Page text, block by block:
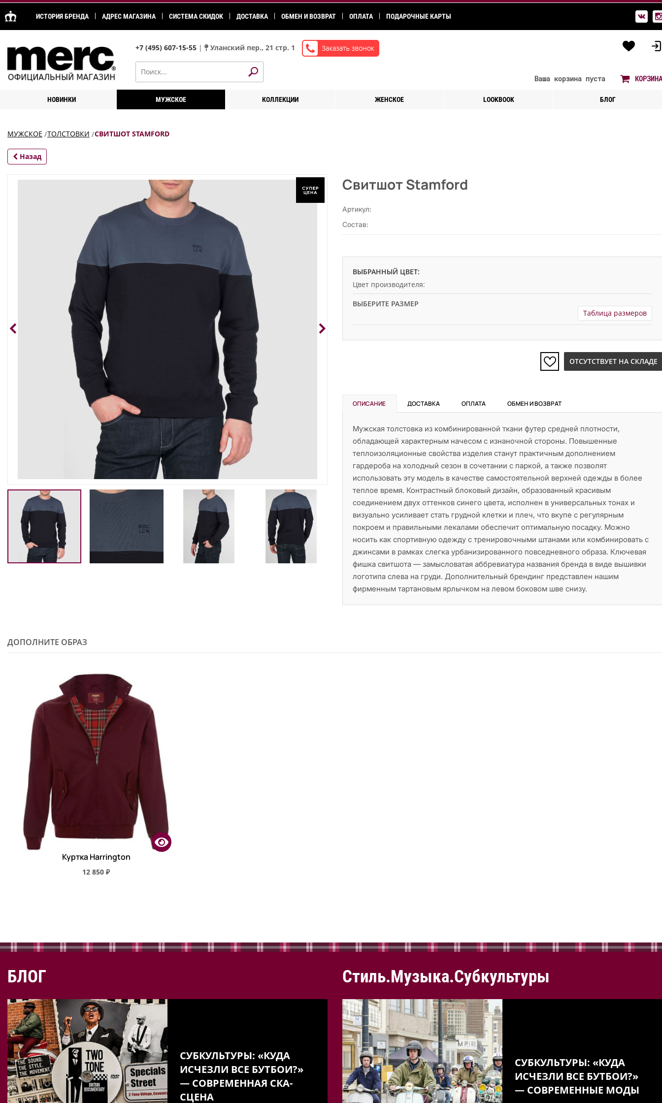
ИСТОРИЯ БРЕНДА АДРЕС МАГАЗИНА СИСТЕМА СКИДОК ДОСТАВКА ОБМЕН И ВОЗВРАТ ОПЛАТА ПОДАРОЧНЫЕ КАРТЫ
+7 (495) 607-15-55 | Уланский пер., 21 стр. 1
Ваша корзина пуста КОРЗИНА
НОВИНКИ МУЖСКОЕ КОЛЛЕКЦИИ ЖЕНСКОЕ LOOKBOOK БЛОГ
МУЖСКОЕ ТОЛСТОВКИ СВИТШОТ STAMFORD
Назад
Свитшот Stamford
Артикул:
Состав:
ВЫБРАННЫЙ ЦВЕТ:
Цвет производителя:
ВЫБЕРИТЕ РАЗМЕР
Таблица размеров
ОТСУТСТВУЕТ НА СКЛАДЕ
ОПИСАНИЕ ДОСТАВКА ОПЛАТА ОБМЕН И ВОЗВРАТ
Мужская толстовка из комбинированной ткани футер средней плотности,
обладающей характерным начесом с изнаночной стороны. Повышенные
теплоизоляционные свойства изделия станут практичным дополнением
гардероба на холодный сезон в сочетании с паркой, а также позволят
использовать эту модель в качестве самостоятельной верхней одежды в более
теплое время. Контрастный блоковый дизайн, образованный красивым
соединением двух оттенков синего цвета, исполнен в универсальных тонах и
визуально усиливает стать грудной клетки и плеч, что вкупе с регулярным
покроем и правильными лекалами обеспечит оптимальную посадку. Можно
носить как спортивную одежду с тренировочными штанами или комбинировать с
джинсами в рамках слегка урбанизированного повседневного образа. Ключевая
фишка свитшота — замысловатая аббревиатура названия бренда в виде вышивки
логотипа слева на груди. Дополнительный брендинг представлен нашим
фирменным тартановым ярлычком на левом боковом шве снизу.
ДОПОЛНИТЕ ОБРАЗ
Куртка Harrington
12 850 ₽
БЛОГ
СУБКУЛЬТУРЫ: «КУДА
ИСЧЕЗЛИ ВСЕ БУТБОИ?»
— СОВРЕМЕННАЯ СКА-
СЦЕНА
Стиль.Музыка.Субкультуры
СУБКУЛЬТУРЫ: «КУДА
ИСЧЕЗЛИ ВСЕ БУТБОИ?»
— СОВРЕМЕННЫЕ МОДЫ